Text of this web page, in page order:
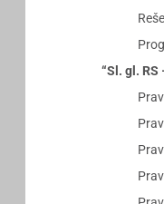
“Sl. gl.